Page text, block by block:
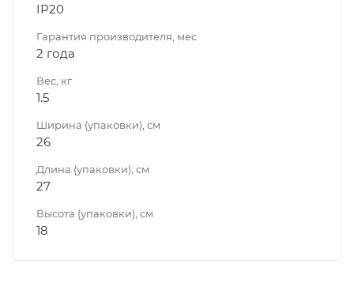
IP20
Гарантия производителя, мес
2 года
Вес, кг
1.5
Ширина (упаковки), см
26
Длина (упаковки), см
27
Высота (упаковки), см
18